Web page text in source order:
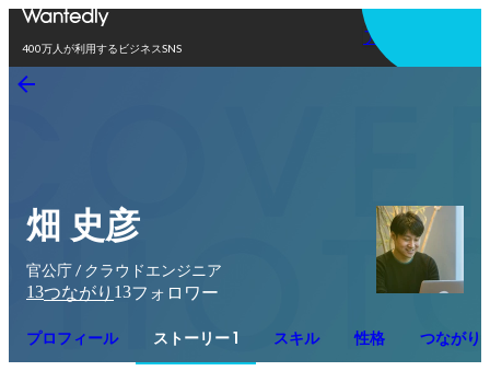
400万人が利用するビジネスSNS
アプリを使う
畑 史彦
官公庁 / クラウドエンジニア
13つながり 13フォロワー
プロフィール ストーリー 1 スキル 性格 つながり